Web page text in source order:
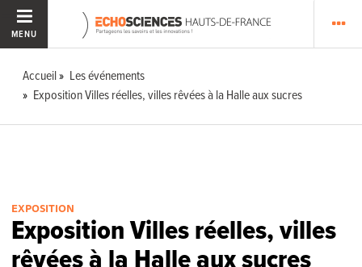
MENU
Accueil
Les événements
Exposition Villes réelles, villes rêvées à la Halle aux sucres
EXPOSITION
Exposition Villes réelles, villes